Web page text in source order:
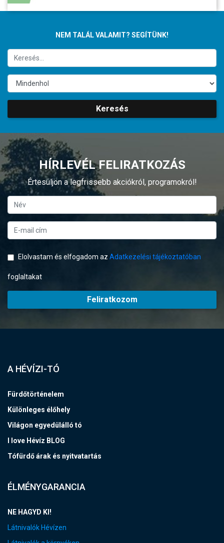
NEM TALÁL VALAMIT? SEGÍTÜNK!
Keresés
HÍRLEVÉL FELIRATKOZÁS
Értesüljön a legfrissebb akciókról, programokról!
Elolvastam és elfogadom az Adatkezelési tájékoztatóban
foglaltakat
Feliratkozom
A HÉVÍZI-TÓ
Fürdőtörténelem
Különleges élőhely
Világon egyedülálló tó
I love Hévíz BLOG
Tófürdő árak és nyitvatartás
ÉLMÉNYGARANCIA
NE HAGYD KI!
Látnivalók Hévízen